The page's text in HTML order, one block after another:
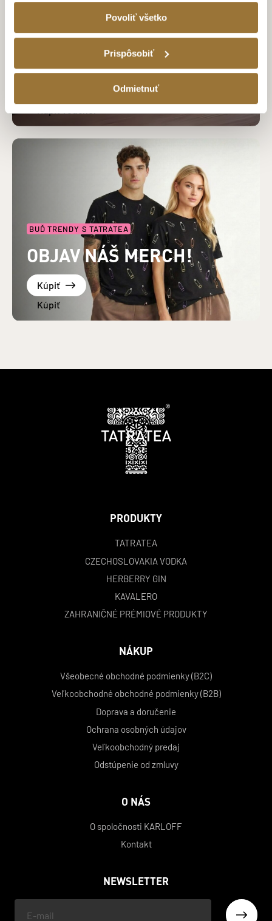
Povoliť všetko
Prispôsobiť
Odmietnuť
NEZABUDNUTEĽNÚ
DEGUSTÁCIU TATRATEA
BUĎ TRENDY S TATRATEA
OBJAV NÁŠ MERCH!
Kúpiť
PRODUKTY
TATRATEA
CZECHOSLOVAKIA VODKA
HERBERRY GIN
KAVALERO
ZAHRANIČNÉ PRÉMIOVÉ PRODUKTY
NÁKUP
Všeobecné obchodné podmienky (B2C)
Veľkoobchodné obchodné podmienky (B2B)
Doprava a doručenie
Ochrana osobných údajov
Veľkoobchodný predaj
Odstúpenie od zmluvy
O NÁS
O spoločnosti KARLOFF
Kontakt
NEWSLETTER